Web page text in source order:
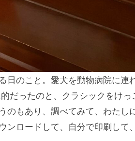
日のこと。愛犬を動物病院に連
だったのと、クラシックをけ
のもあり、調べてみて、わたし
ンロードして、自分で印刷して